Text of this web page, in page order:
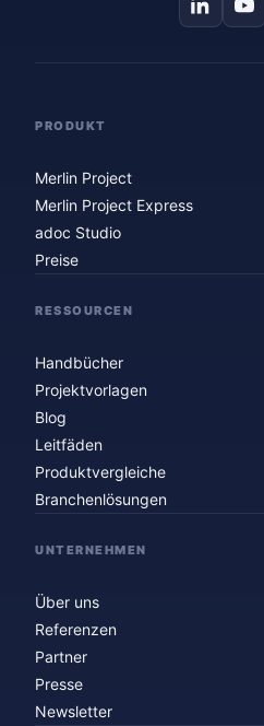
PRODUKT
Merlin Project
Merlin Project Express
adoc Studio
Preise
RESSOURCEN
Handbücher
Projektvorlagen
Blog
Leitfäden
Produktvergleiche
Branchenlösungen
UNTERNEHMEN
Über uns
Referenzen
Partner
Presse
Newsletter